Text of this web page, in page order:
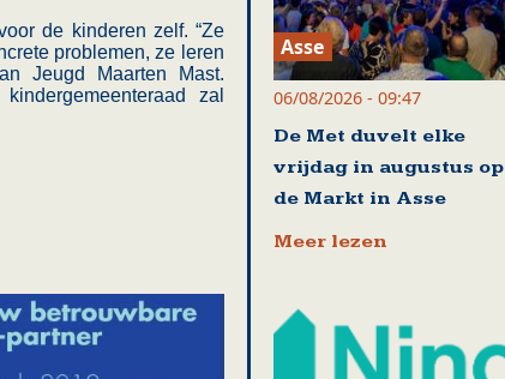
de kinderen zelf. “Ze
problemen, ze leren
Jeugd Maarten Mast.
zal
Asse
06/08/2026 - 09:47
De Met duvelt elke
vrijdag in augustus op
de Markt in Asse
Meer lezen